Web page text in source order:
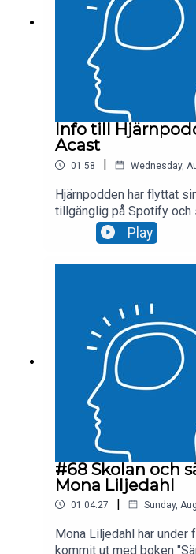
Info till
Acast
01:58 | Wednesday,
Hjärnpodden har flyttat
tillgänglig på Spotify och
för lyssnare framöver. Du hittar podden på
http://
Hjärnpoddens egna app,
På återhörande!
Play
#68 Skolan och
Mona Liljedahl
01:04:27 | Sunday,
Mona Liljedahl har under
kommit ut med boken